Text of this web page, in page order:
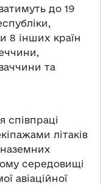
до 19
8 інших країн
та
співпраці
літаків
наземних
середовищі
авіаційної